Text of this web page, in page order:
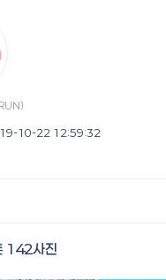
10-22 12:59:32
142사진